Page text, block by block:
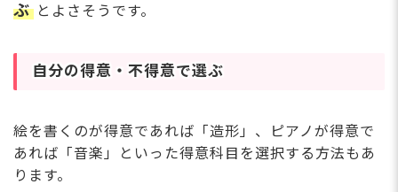
ぶ とよさそうです。
自分の得意・不得意で選ぶ
絵を書くのが得意であれば「造形」、ピアノが得意で
あれば「音楽」といった得意科目を選択する方法もあ
ります。